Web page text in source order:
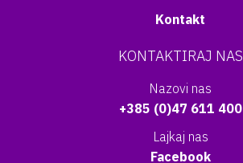
Kontakt
KONTAKTIRAJ NAS
Nazovi nas
+385 (0)47 611 400
Lajkaj nas
Facebook